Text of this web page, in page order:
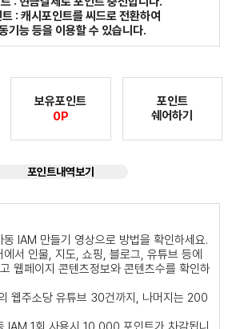
: 캐시포인트를 씨드로 전환하여
기능 등을 이용할 수 있습니다.
보유포인트
0P
포인트
쉐어하기
포인트내역보기
동 IAM 만들기 영상으로 방법을 확인하세요.
서 인물, 지도, 쇼핑, 블로그, 유튜브 등에
웹페이지 콘텐츠정보와 콘텐츠수를 확인하
웹주소당 유튜브 30건까지, 나머지는 200